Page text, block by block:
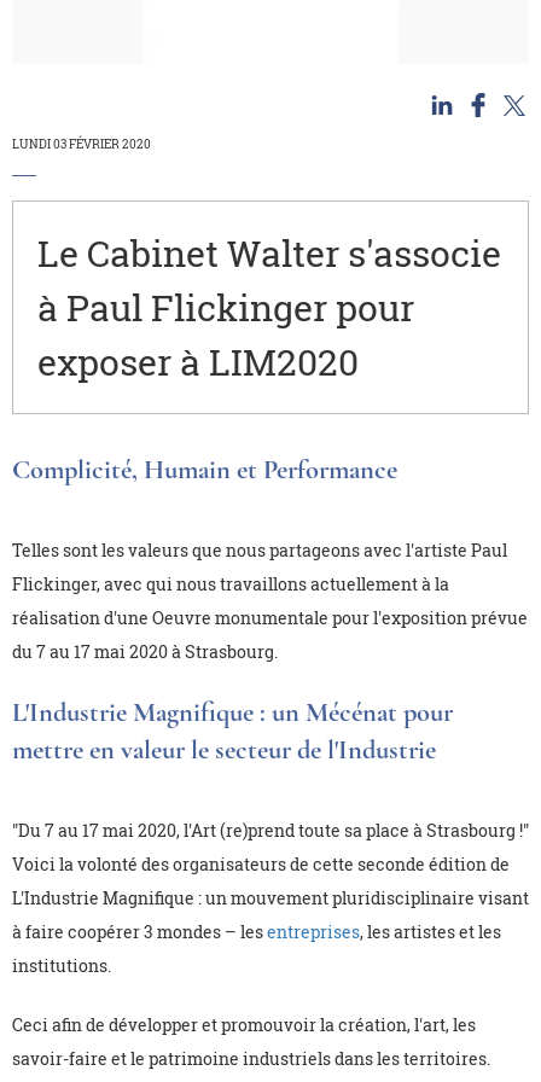
LUNDI 03 FÉVRIER 2020
Le Cabinet Walter s'associe
à Paul Flickinger pour
exposer à LIM2020
Complicité, Humain et Performance
Telles sont les valeurs que nous partageons avec l'artiste Paul
Flickinger, avec qui nous travaillons actuellement à la
réalisation d'une Oeuvre monumentale pour l'exposition prévue
du 7 au 17 mai 2020 à Strasbourg.
L'Industrie Magnifique : un Mécénat pour
mettre en valeur le secteur de l'Industrie
"Du 7 au 17 mai 2020, l'Art (re)prend toute sa place à Strasbourg !"
Voici la volonté des organisateurs de cette seconde édition de
L'Industrie Magnifique : un mouvement pluridisciplinaire visant
à faire coopérer 3 mondes – lesentreprises, les artistes et les
institutions.
Ceci afin de développer et promouvoir la création, l'art, les
savoir-faire et le patrimoine industriels dans les territoires.